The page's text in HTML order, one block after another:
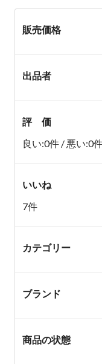
販売価格
出品者
評 価
良い:0件 / 悪い:0
いいね
7件
カテゴリー
ブランド
商品の状態